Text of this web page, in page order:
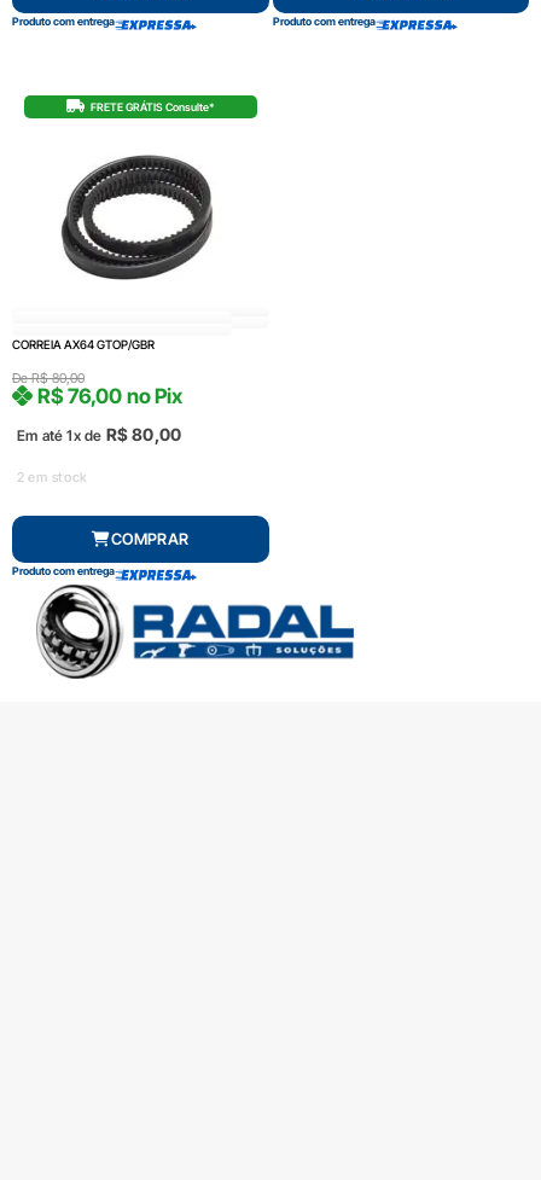
Produto com entrega Produto com entrega
FRETE GRÁTIS Consulte*
CORREIA AX64 GTOP/GBR
DeR$80,00
Em até 1x de R$80,00
R$76,00 no Pix
2 em stock
COMPRAR
Produto com entrega